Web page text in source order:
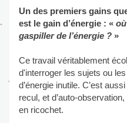
Un des premiers gains
est le gain d’énergie : «
gaspiller de l’énergie ? »
Ce travail véritablement
d'interroger les sujets ou
d’énergie inutile. C’est
recul, et d’auto-
en ricochet.